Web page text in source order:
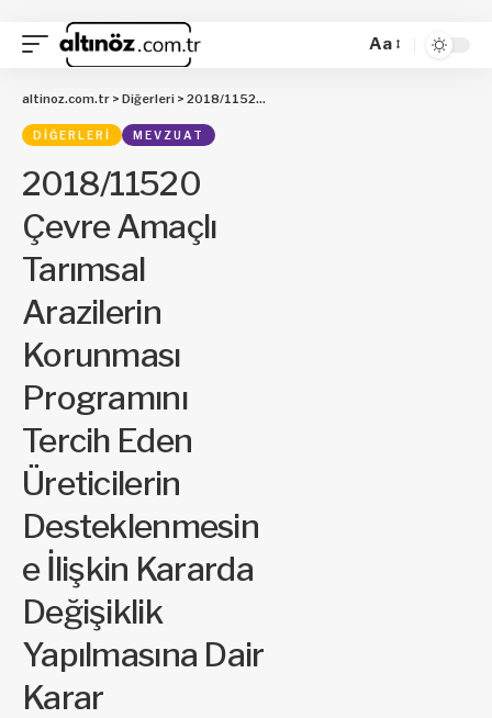
Aa
altinoz.com.tr > Diğerleri > 2018/11520 Çevre Amaçlı Tarımsal Arazilerin Korunması Programını Tercih Eden Üreticilerin Desteklenmesine İlişkin Kararda Değişiklik Yapılmasına Dair Karar
DIĞERLERI MEVZUAT
2018/11520
Çevre Amaçlı
Tarımsal
Arazilerin
Korunması
Programını
Tercih Eden
Üreticilerin
Desteklenmesin
e İlişkin Kararda
Değişiklik
Yapılmasına Dair
Karar